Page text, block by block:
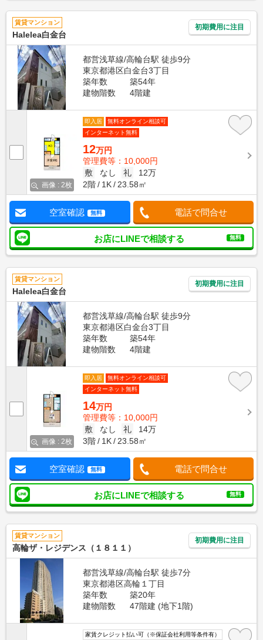
賃貸マンション
Halelea白金台
初期費用に注目
都営浅草線/高輪台駅 徒歩9分
東京都港区白金台3丁目
築年数
築54年
建物階数
4階建
画像 : 2枚
即入居
無料オンライン相談可
インターネット無料
12万円
管理費等：10,000円
敷
なし 礼
12万
2階
1K 23.58㎡
空室確認 無料 電話で問合せ
お店にLINEで相談する 無料
賃貸マンション
Halelea白金台
初期費用に注目
都営浅草線/高輪台駅 徒歩9分
東京都港区白金台3丁目
築年数
築54年
建物階数
4階建
画像 : 2枚
即入居
無料オンライン相談可
インターネット無料
14万円
管理費等：10,000円
敷
なし 礼
14万
3階
1K 23.58㎡
空室確認 無料 電話で問合せ
お店にLINEで相談する 無料
賃貸マンション
高輪ザ・レジデンス（１８１１）
初期費用に注目
都営浅草線/高輪台駅 徒歩7分
東京都港区高輪１丁目
築年数
築20年
建物階数
47階建 (地下1階)
家賃クレジット払い可（※保証会社利用等条件有）